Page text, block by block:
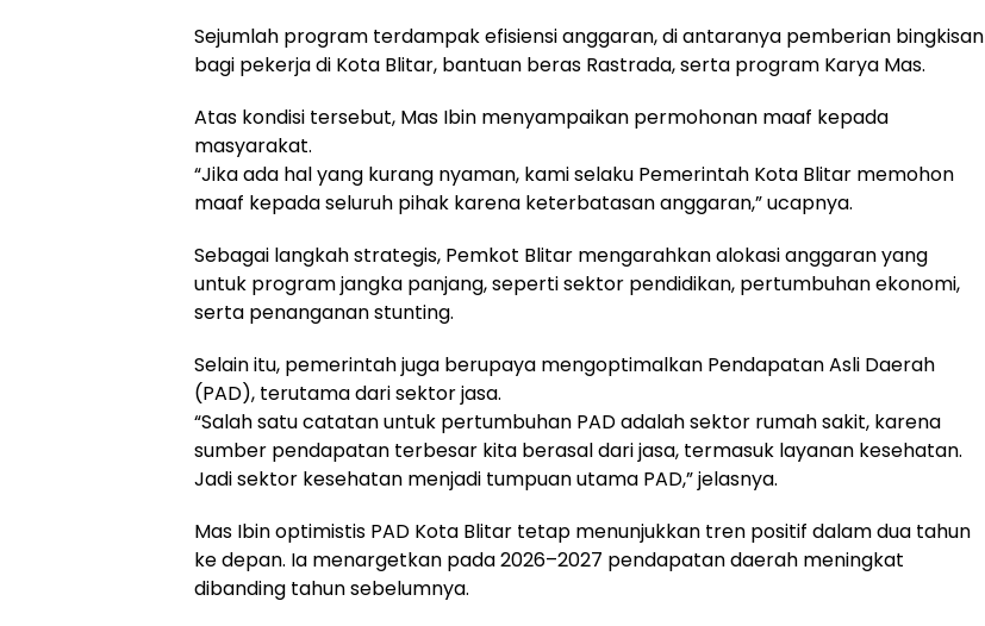
Sejumlah program terdampak efisiensi anggaran, di antaranya pemberian bingkisan
bagi pekerja di Kota Blitar, bantuan beras Rastrada, serta program Karya Mas.
Atas kondisi tersebut, Mas Ibin menyampaikan permohonan maaf kepada
masyarakat.
“Jika ada hal yang kurang nyaman, kami selaku Pemerintah Kota Blitar memohon
maaf kepada seluruh pihak karena keterbatasan anggaran,” ucapnya.
Sebagai langkah strategis, Pemkot Blitar mengarahkan alokasi anggaran yang
untuk program jangka panjang, seperti sektor pendidikan, pertumbuhan ekonomi,
serta penanganan stunting.
Selain itu, pemerintah juga berupaya mengoptimalkan Pendapatan Asli Daerah
(PAD), terutama dari sektor jasa.
“Salah satu catatan untuk pertumbuhan PAD adalah sektor rumah sakit, karena
sumber pendapatan terbesar kita berasal dari jasa, termasuk layanan kesehatan.
Jadi sektor kesehatan menjadi tumpuan utama PAD,” jelasnya.
Mas Ibin optimistis PAD Kota Blitar tetap menunjukkan tren positif dalam dua tahun
ke depan. Ia menargetkan pada 2026–2027 pendapatan daerah meningkat
dibanding tahun sebelumnya.